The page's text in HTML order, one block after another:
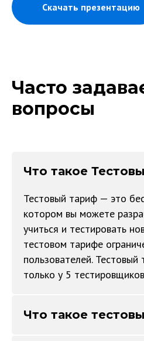
Скачать презентацию
Часто
вопросы
Что такое
Тестовый тариф — это
котором вы можете
учиться и тестировать
тестовом тарифе
пользователей.
только у 5
Что такое